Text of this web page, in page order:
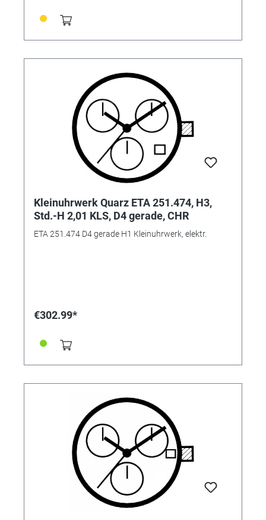
Kleinuhrwerk Quarz ETA 251.474, H3,
Std.-H 2,01 KLS, D4 gerade, CHR
ETA 251.474 D4 gerade H1 Kleinuhrwerk, elektr.
€302.99*